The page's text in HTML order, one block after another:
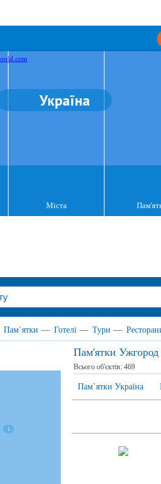
Україна
Міста
Пам`ятки — Готелі — Тури —
Пам'ятки Ужгород
Всього об'єктів: 469
Пам`ятки Україна
1